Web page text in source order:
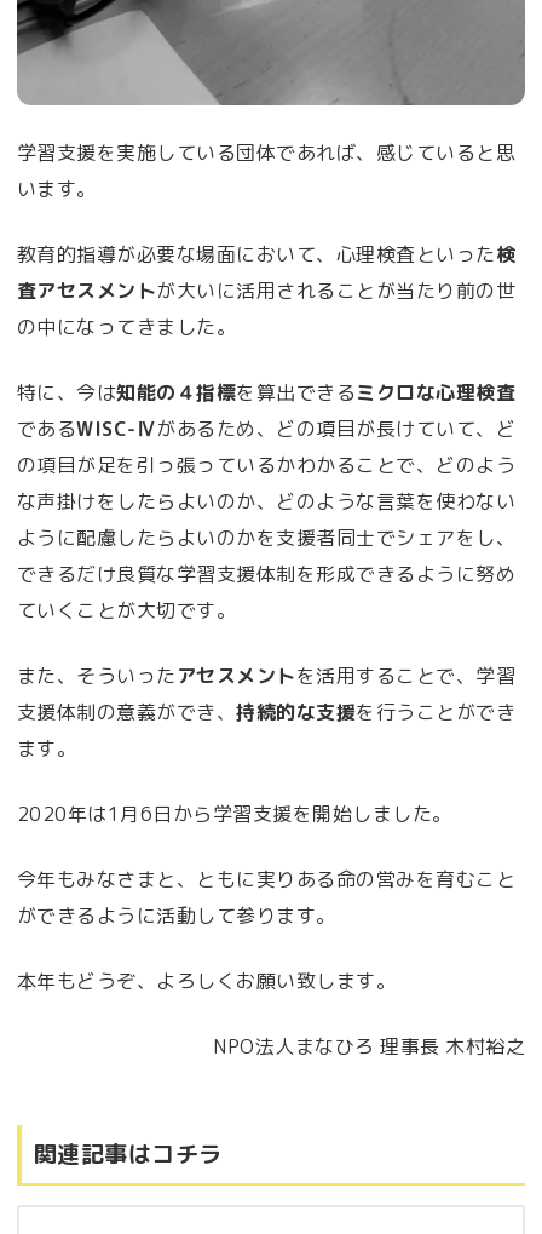
学習支援を実施している団体であれば、感じていると思
います。
教育的指導が必要な場面において、心理検査といった検
査アセスメントが大いに活用されることが当たり前の世
の中になってきました。
特に、今は知能の４指標を算出できるミクロな心理検査
であるWISC-Ⅳがあるため、どの項目が長けていて、ど
の項目が足を引っ張っているかわかることで、どのよう
な声掛けをしたらよいのか、どのような言葉を使わない
ように配慮したらよいのかを支援者同士でシェアをし、
できるだけ良質な学習支援体制を形成できるように努め
ていくことが大切です。
また、そういったアセスメントを活用することで、学習
支援体制の意義ができ、持続的な支援を行うことができ
ます。
2020年は1月6日から学習支援を開始しました。
今年もみなさまと、ともに実りある命の営みを育むこと
ができるように活動して参ります。
本年もどうぞ、よろしくお願い致します。
NPO法人まなひろ 理事長 木村裕之
関連記事はコチラ